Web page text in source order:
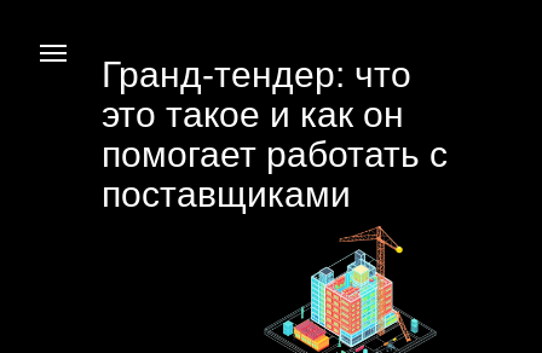
Гранд-тендер: что
это такое и как он
помогает работать с
поставщиками